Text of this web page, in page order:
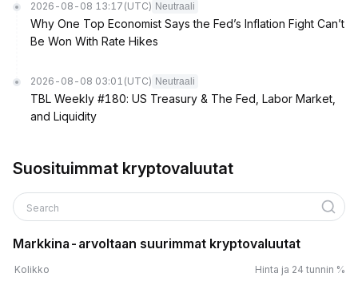
2026-08-08 13:17 (UTC) Neutraali
Why One Top Economist Says the Fed’s Inflation Fight Can’t
Be Won With Rate Hikes
2026-08-08 03:01 (UTC) Neutraali
TBL Weekly #180: US Treasury & The Fed, Labor Market,
and Liquidity
Suosituimmat kryptovaluutat
Search
Markkina-arvoltaan suurimmat kryptovaluutat
Kolikko Hinta ja 24 tunnin %